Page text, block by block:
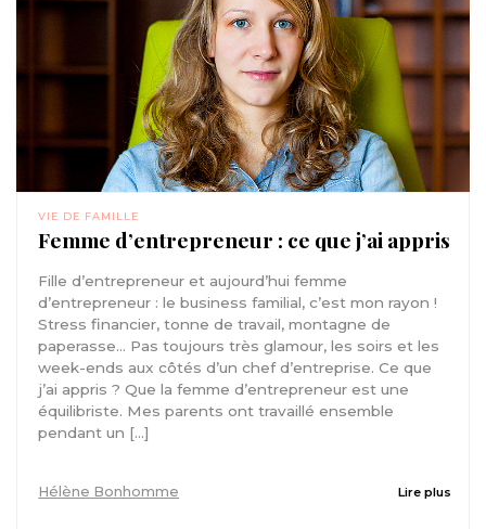
VIE DE FAMILLE
Femme d’entrepreneur : ce que j’ai appris
Fille d’entrepreneur et aujourd’hui femme
d’entrepreneur : le business familial, c’est mon rayon !
Stress financier, tonne de travail, montagne de
paperasse… Pas toujours très glamour, les soirs et les
week-ends aux côtés d’un chef d’entreprise. Ce que
j’ai appris ? Que la femme d’entrepreneur est une
équilibriste. Mes parents ont travaillé ensemble
pendant un […]
Hélène Bonhomme Lire plus